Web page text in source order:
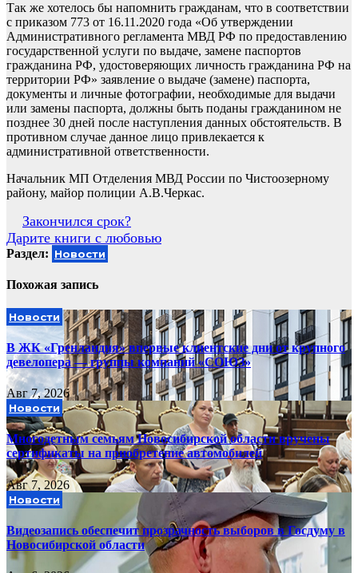
Так же хотелось бы напомнить гражданам, что в соответствии
с приказом 773 от 16.11.2020 года «Об утверждении
Административного регламента МВД РФ по предоставлению
государственной услуги по выдаче, замене паспортов
гражданина РФ, удостоверяющих личность гражданина РФ на
территории РФ» заявление о выдаче (замене) паспорта,
документы и личные фотографии, необходимые для выдачи
или замены паспорта, должны быть поданы гражданином не
позднее 30 дней после наступления данных обстоятельств. В
противном случае данное лицо привлекается к
административной ответственности.
Начальник МП Отделения МВД России по Чистоозерному
району, майор полиции А.В.Черкас.
Навигация
по
записям
Закончился срок?
Дарите книги с любовью
Раздел: Новости
Похожая запись
Новости
В ЖК «Гренландия» впервые клиентские дни от крупного
девелопера — группы компаний «СОЮЗ»
Авг 7, 2026
Новости
Многодетным семьям Новосибирской области вручены
сертификаты на приобретение автомобилей
Авг 7, 2026
Новости
Видеозапись обеспечит прозрачность выборов в Госдуму в
Новосибирской области